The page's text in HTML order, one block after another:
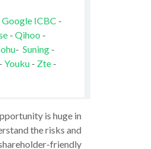
Google ICBC -
- Qihoo -
- Suning-
Youku - Zte-
is huge in
the risks and
friendly